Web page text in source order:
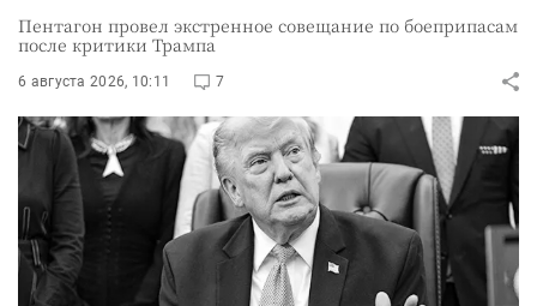
Пентагон провел экстренное совещание по боеприпасам
после критики Трампа
6 августа 2026, 10:11 7